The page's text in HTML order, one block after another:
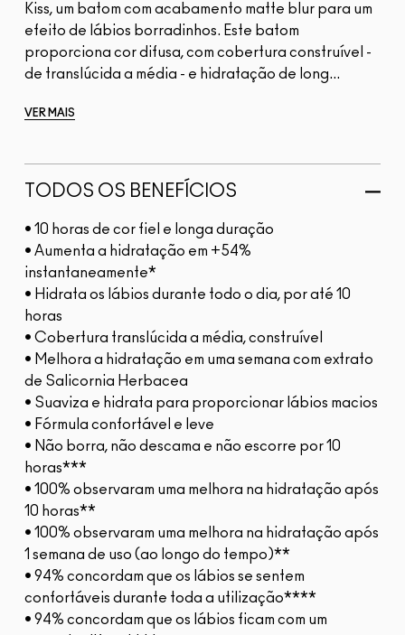
Kiss, um batom com acabamento matte blur para um
efeito de lábios borradinhos. Este batom
proporciona cor difusa, com cobertura construível -
de translúcida a média - e hidratação de long...
VER MAIS
TODOS OS BENEFÍCIOS
• 10 horas de cor fiel e longa duração
• Aumenta a hidratação em +54%
instantaneamente*
• Hidrata os lábios durante todo o dia, por até 10
horas
• Cobertura translúcida a média, construível
• Melhora a hidratação em uma semana com extrato
de Salicornia Herbacea
• Suaviza e hidrata para proporcionar lábios macios
• Fórmula confortável e leve
• Não borra, não descama e não escorre por 10
horas***
• 100% observaram uma melhora na hidratação após
10 horas**
• 100% observaram uma melhora na hidratação após
1 semana de uso (ao longo do tempo)**
• 94% concordam que os lábios se sentem
confortáveis durante toda a utilização****
• 94% concordam que os lábios ficam com um